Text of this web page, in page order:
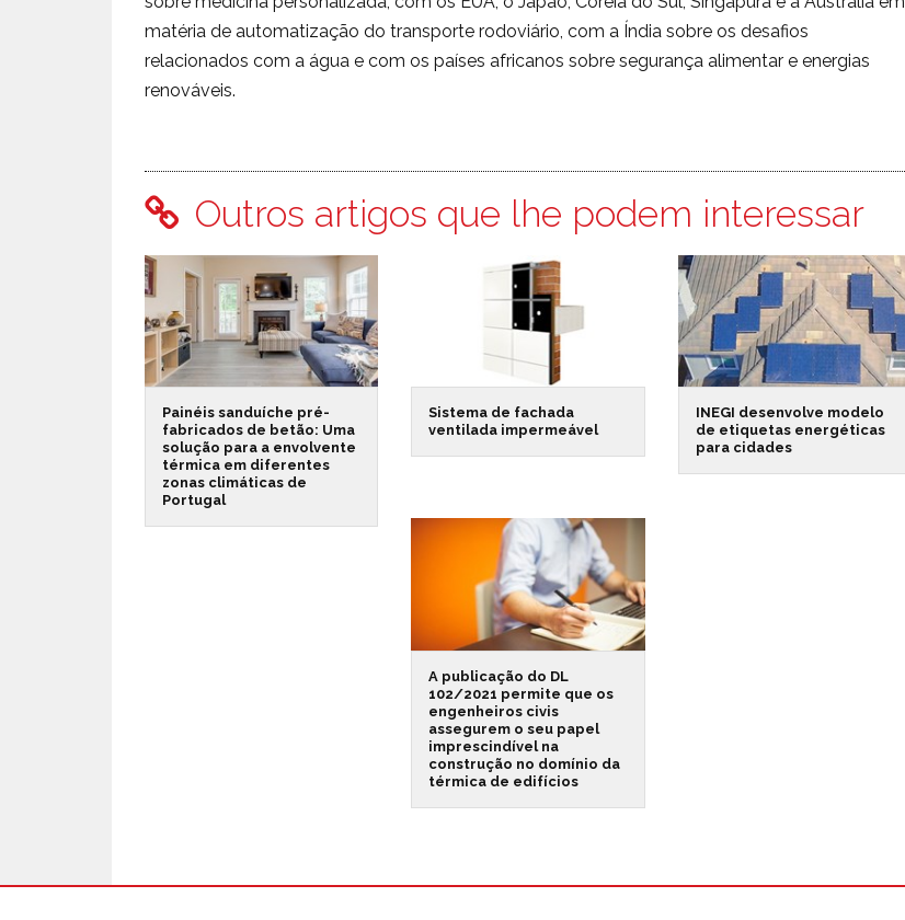
matéria de automatização do transporte rodoviário, com a Índia sobre os desafios
relacionados com a água e com os países africanos sobre segurança alimentar e energias
renováveis.
Outros artigos que lhe podem interessar
Painéis sanduíche pré-
fabricados de betão: Uma
solução para a envolvente
térmica em diferentes
zonas climáticas de
Portugal
Sistema de fachada
ventilada impermeável
INEGI desenvolve modelo
de etiquetas energéticas
para cidades
A publicação do DL
102/2021 permite que os
engenheiros civis
assegurem o seu papel
imprescindível na
construção no domínio da
térmica de edifícios